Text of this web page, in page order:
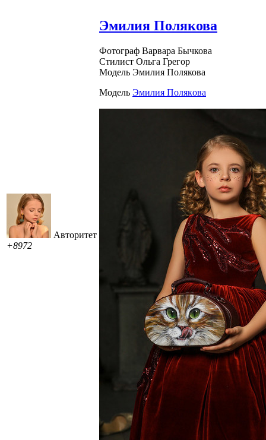
Авторитет
+8972
Эмилия Полякова
Фотограф Варвара Бычкова
Стилист Ольга Грегор
Модель Эмилия Полякова
Модель Эмилия Пoлякoвa